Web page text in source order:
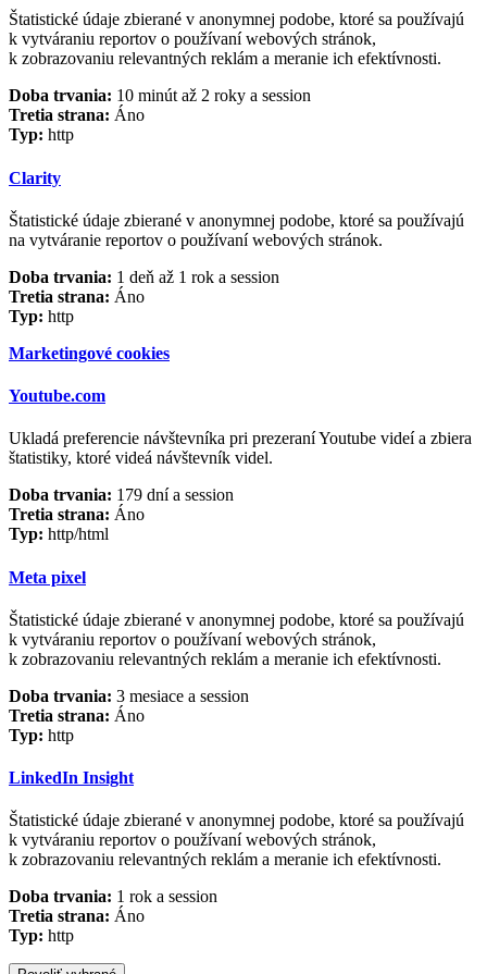
Štatistické údaje zbierané v anonymnej podobe, ktoré sa používajú
k vytváraniu reportov o používaní webových stránok,
k zobrazovaniu relevantných reklám a meranie ich efektívnosti.
Doba trvania: 10 minút až 2 roky a session
Tretia strana: Áno
Typ: http
Clarity
Štatistické údaje zbierané v anonymnej podobe, ktoré sa používajú
na vytváranie reportov o používaní webových stránok.
Doba trvania: 1 deň až 1 rok a session
Tretia strana: Áno
Typ: http
Marketingové cookies
Youtube.com
Ukladá preferencie návštevníka pri prezeraní Youtube videí a zbiera
štatistiky, ktoré videá návštevník videl.
Doba trvania: 179 dní a session
Tretia strana: Áno
Typ: http/html
Meta pixel
Štatistické údaje zbierané v anonymnej podobe, ktoré sa používajú
k vytváraniu reportov o používaní webových stránok,
k zobrazovaniu relevantných reklám a meranie ich efektívnosti.
Doba trvania: 3 mesiace a session
Tretia strana: Áno
Typ: http
LinkedIn Insight
Štatistické údaje zbierané v anonymnej podobe, ktoré sa používajú
k vytváraniu reportov o používaní webových stránok,
k zobrazovaniu relevantných reklám a meranie ich efektívnosti.
Doba trvania: 1 rok a session
Tretia strana: Áno
Typ: http